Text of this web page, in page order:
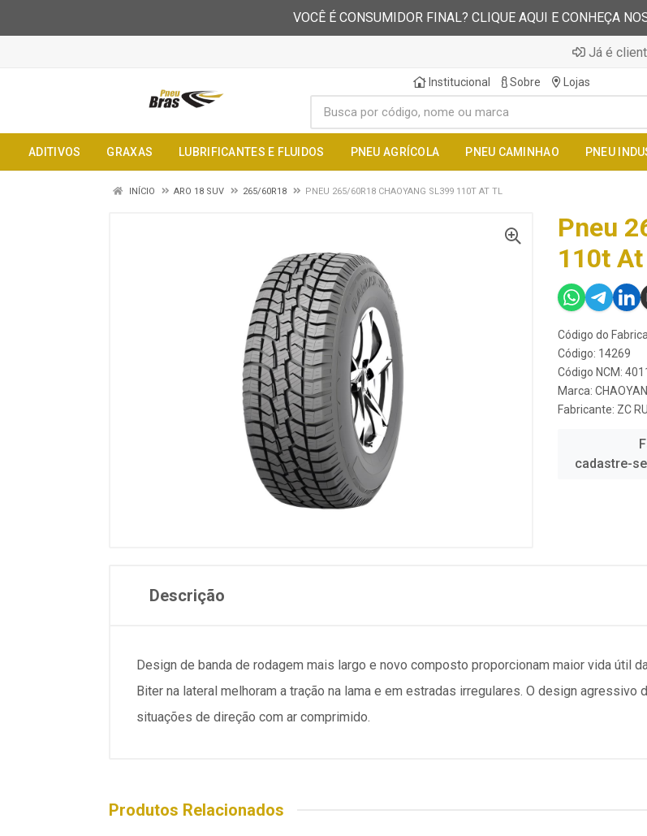
VOCÊ É CONSUMIDOR FINAL? CLIQUE AQUI E CONHEÇA
Já é
Institucional Sobre Lojas
ADITIVOS GRAXAS LUBRIFICANTES E FLUIDOS PNEU AGRÍCOLA PNEU CAMINHAO PNEU
INÍCIO ARO 18 SUV 265/60R18 PNEU 265/60R18 CHAOYANG SL399 110T AT TL
Pneu
110t
Código do
Código: 14269
Código NCM:
Marca:
Fabricante: ZC
cadastre-
Descrição
Design de banda de rodagem mais largo e novo composto proporcionam maior vida útil
Biter na lateral melhoram a tração na lama e em estradas irregulares. O design
situações de direção com ar comprimido.
Produtos Relacionados